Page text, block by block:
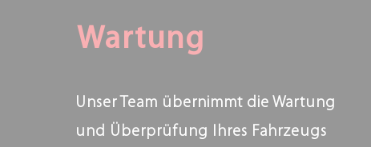
Wartung
Unser Team übernimmt die Wartung
und Überprüfung Ihres Fahrzeugs